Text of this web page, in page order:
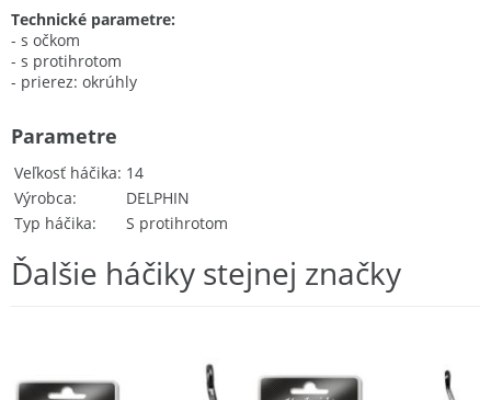
Technické parametre:
- s očkom
- s protihrotom
- prierez: okrúhly
Veľkosť háčika 14
Výrobca
DELPHIN
Typ háčika
S protihrotom
Parametre
Ďalšie háčiky stejnej značky